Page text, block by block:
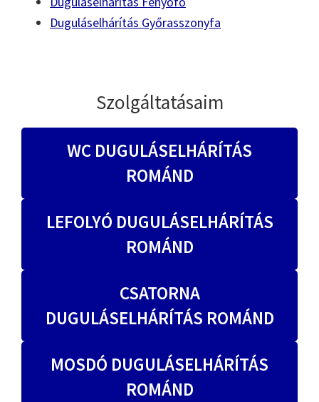
Duguláselhárítás Győrasszonyfa
Szolgáltatásaim
WC DUGULÁSELHÁRÍTÁS
ROMÁND
LEFOLYÓ DUGULÁSELHÁRÍTÁS
ROMÁND
CSATORNA
DUGULÁSELHÁRÍTÁS ROMÁND
MOSDÓ DUGULÁSELHÁRÍTÁS
ROMÁND